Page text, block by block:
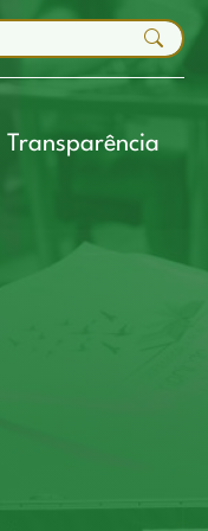
Mapa do site
Transparência